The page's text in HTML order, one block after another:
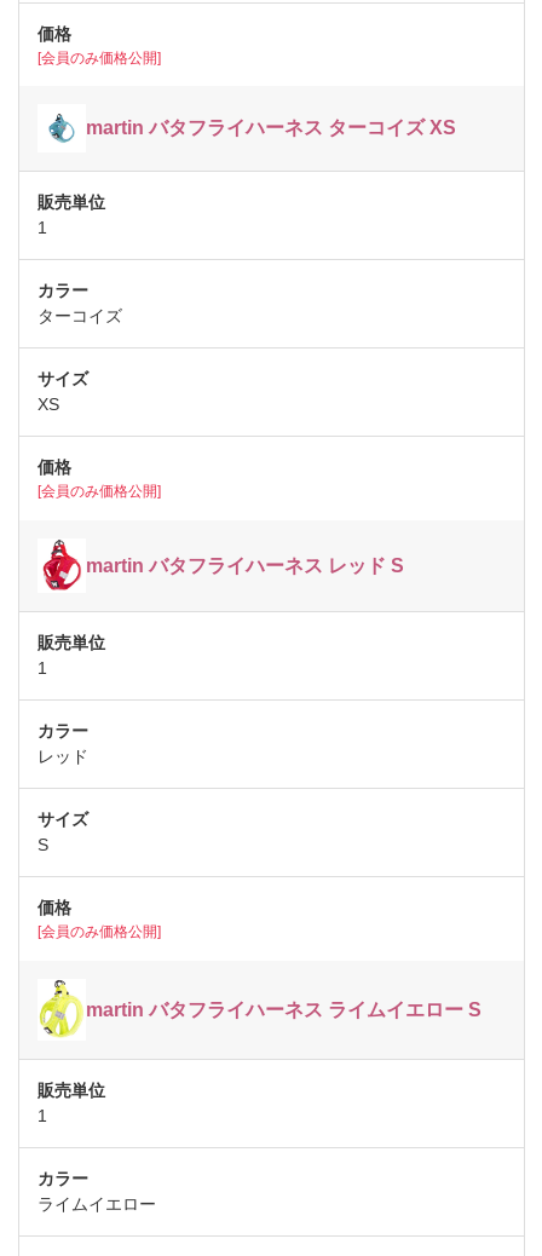
[会員のみ価格公開]
martin バタフライハーネス ターコイズ XS
1
ターコイズ
XS
[会員のみ価格公開]
martin バタフライハーネス レッド S
1
レッド
S
[会員のみ価格公開]
martin バタフライハーネス ライムイエロー S
1
ライムイエロー